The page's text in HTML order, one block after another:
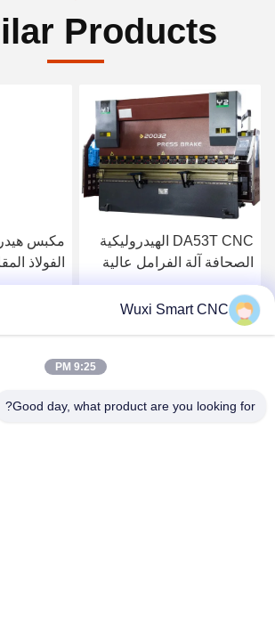
Products
DA53T CNC الهيدروليكية
الصحافة آلة الفرامل عالية
الدقة
احصل على أفضل سعر
الفولاذ
SMART مع محور 4 + 1
Wuxi Smart CNC
9:25 PM
Good day, what product are you looking for?